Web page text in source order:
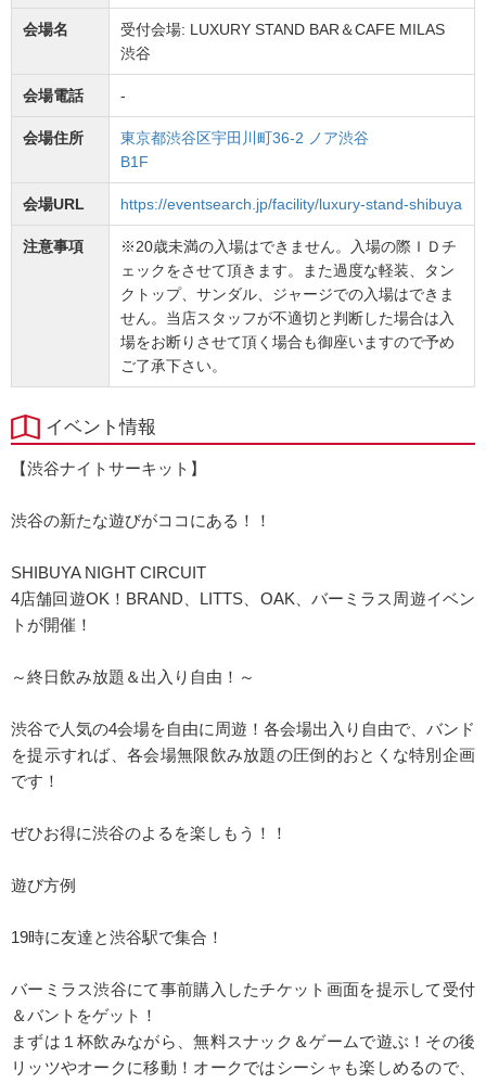
会場名
受付会場: LUXURY STAND BAR＆CAFE MILAS
渋谷
会場電話 -
会場住所
東京都渋谷区宇田川町36-2 ノア渋谷
B1F
会場URL https://eventsearch.jp/facility/luxury-stand-shibuya
注意事項
※20歳未満の入場はできません。入場の際ＩＤチ
ェックをさせて頂きます。また過度な軽装、タン
クトップ、サンダル、ジャージでの入場はできま
せん。当店スタッフが不適切と判断した場合は入
場をお断りさせて頂く場合も御座いますので予め
ご了承下さい。
イベント情報
【渋谷ナイトサーキット】
渋谷の新たな遊びがココにある！！
SHIBUYA NIGHT CIRCUIT
4店舗回遊OK！BRAND、LITTS、OAK、バーミラス周遊イベン
トが開催！
～終日飲み放題＆出入り自由！～
渋谷で人気の4会場を自由に周遊！各会場出入り自由で、バンド
を提示すれば、各会場無限飲み放題の圧倒的おとくな特別企画
です！
ぜひお得に渋谷のよるを楽しもう！！
遊び方例
19時に友達と渋谷駅で集合！
バーミラス渋谷にて事前購入したチケット画面を提示して受付
＆バントをゲット！
まずは１杯飲みながら、無料スナック＆ゲームで遊ぶ！その後
リッツやオークに移動！オークではシーシャも楽しめるので、